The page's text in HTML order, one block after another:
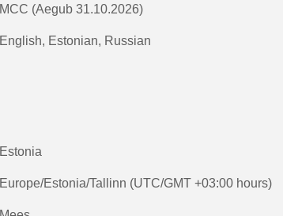
MCC (Aegub 31.10.2026)
English, Estonian, Russian
Estonia
Europe/Estonia/Tallinn (UTC/GMT +03:00 hours)